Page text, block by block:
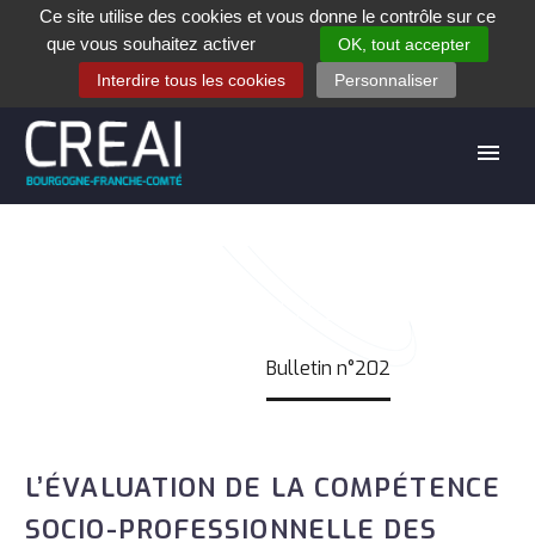
+33 (0)3 80 28 84 40
Contact
Espace contribuants Offres d’emploi
Bulletin n°202
L’ÉVALUATION DE LA COMPÉTENCE
SOCIO-PROFESSIONNELLE DES
Ce site utilise des cookies et vous donne le contrôle sur ce
que vous souhaitez activer
OK, tout accepter
Interdire tous les cookies
Personnaliser